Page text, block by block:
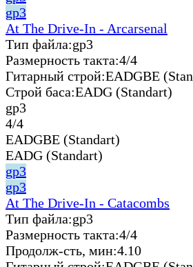
gp3
At The Drive-In - Arcarsenal
Тип файла:gp3
Размерность такта:4/4
Гитарный строй:EADGBE
Строй баса:EADG (Standart)
gp3
4/4
EADGBE (Standart)
EADG (Standart)
gp3
gp3
At The Drive-In - Catacombs
Тип файла:gp3
Размерность такта:4/4
Продолж-сть, мин:4.10